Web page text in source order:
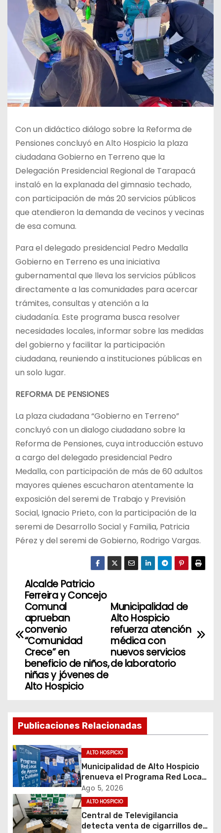
Con un didáctico diálogo sobre la Reforma de
Pensiones concluyó en Alto Hospicio la plaza
ciudadana Gobierno en Terreno que la
Delegación Presidencial Regional de Tarapacá
instaló en la explanada del gimnasio techado,
con participación de más 20 servicios públicos
que atendieron la demanda de vecinos y vecinas
de esa comuna.
Para el delegado presidencial Pedro Medalla
Gobierno en Terreno es una iniciativa
gubernamental que lleva los servicios públicos
directamente a las comunidades para acercar
trámites, consultas y atención a la
ciudadanía. Este programa busca resolver
necesidades locales, informar sobre las medidas
del gobierno y facilitar la participación
ciudadana, reuniendo a instituciones públicas en
un solo lugar.
REFORMA DE PENSIONES
La plaza ciudadana “Gobierno en Terreno”
concluyó con un dialogo ciudadano sobre la
Reforma de Pensiones, cuya introducción estuvo
a cargo del delegado presidencial Pedro
Medalla, con participación de más de 60 adultos
mayores quienes escucharon atentamente la
exposición del seremi de Trabajo y Previsión
Social, Ignacio Prieto, con la participación de la
seremi de Desarrollo Social y Familia, Patricia
Pérez y del seremi de Gobierno, Rodrigo Vargas.
N
v
c
i
ó
n
d
e
Municipalidad de
Alto Hospicio
refuerza atención
médica con
nuevos servicios
de laboratorio
Alcalde Patricio
Ferreira y Concejo
Comunal
aprueban
convenio
“Comunidad
Crece” en
beneficio de niños,
niñas y jóvenes de
Alto Hospicio
Publicaciones Relacionadas
ALTO HOSPICIO
Municipalidad de Alto Hospicio
renueva el Programa Red Local
de Apoyos y Cuidados
Ago 5, 2026
ALTO HOSPICIO
Central de Televigilancia
detecta venta de cigarrillos de